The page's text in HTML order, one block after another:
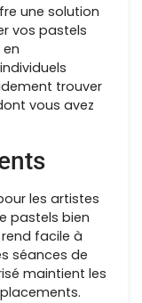
une solution
vos pastels
trouver
vous avez
les artistes
pastels bien
facile à
séances de
maintient les